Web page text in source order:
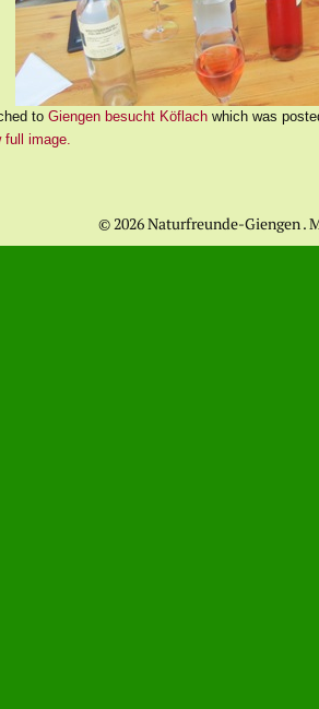
to Giengen besucht Köflachwhich was
full image.
© 2026 Naturfreunde-Giengen .